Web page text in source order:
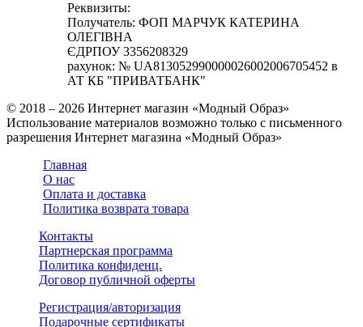
Реквизиты:
Получатель: ФОП МАРЧУК КАТЕРИНА
ОЛЕГІВНА
ЄДРПОУ 3356208329
рахунок: № UA813052990000026002006705452 в
АТ КБ "ПРИВАТБАНК"
© 2018 – 2026 Интернет магазин «Модный Образ»
Использование материалов возможно только с письменного
разрешения Интернет магазина «Модный Образ»
Главная
О нас
Оплата и доставка
Политика возврата товара
Контакты
Партнерская программа
Политика конфиденц.
Договор публичной оферты
Регистрация/авторизация
Подарочные сертификаты